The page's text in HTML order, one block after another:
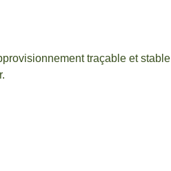
traçable et stable